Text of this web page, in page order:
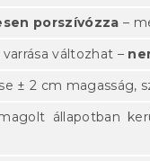
porszívózza –
változhat –
± 2 cm magasság,
állapotban